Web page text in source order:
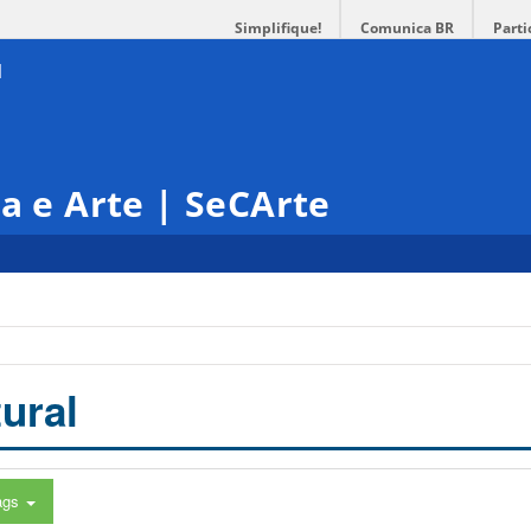
Simplifique! Comunica BR
e Arte | SeCArte